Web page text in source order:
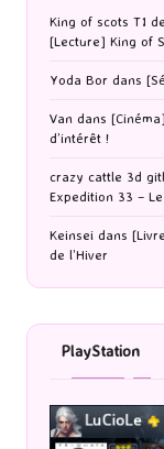
King of scots T1
[Lecture] King of
Yoda Bor dans
Van dans
d’intérêt !
crazy cattle 3d
Expedition 33 –
Keinsei dans
de l’Hiver
PlayStation